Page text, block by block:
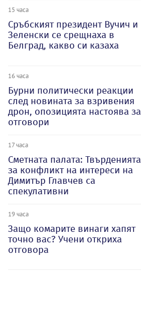
15 часа
Сръбският президент Вучич и
Зеленски се срещнаха в
Белград, какво си казаха
16 часа
Бурни политически реакции
след новината за взривения
дрон, опозицията настоява за
отговори
17 часа
Сметната палата: Твърденията
за конфликт на интереси на
Димитър Главчев са
спекулативни
19 часа
Защо комарите винаги хапят
точно вас? Учени откриха
отговора